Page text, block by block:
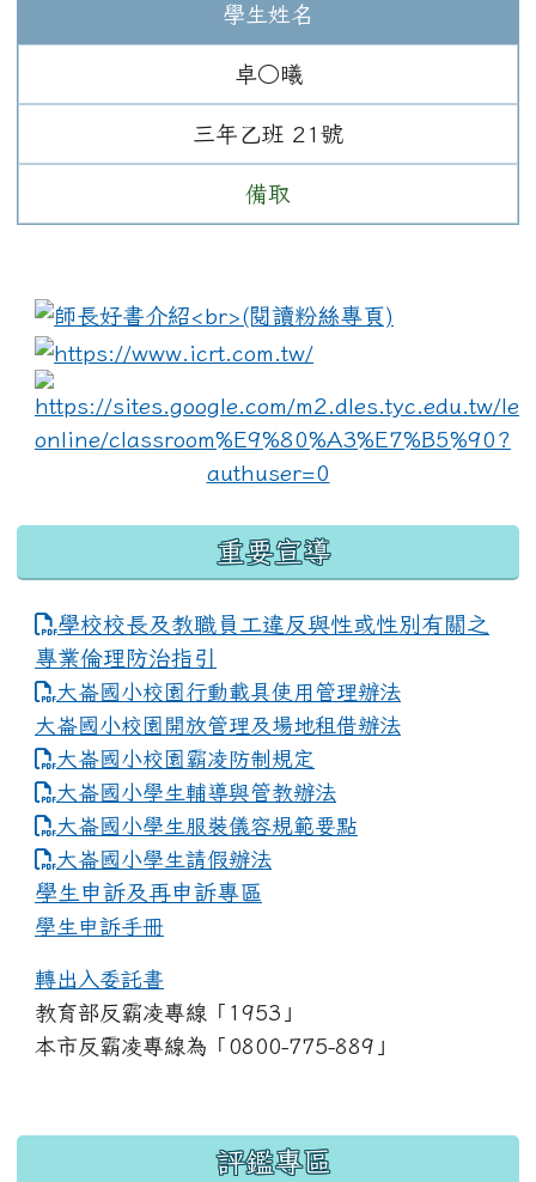
學生姓名
卓○曦
三年 乙班 21 號
備取
link to https://
重要宣導
學校校長及教職員工違反與性或性別有關之
專業倫理防治指引
大崙國小校園行動載具使用管理辦法
大崙國小校園開放管理及場地租借辦法
大崙國小校園霸凌防制規定
大崙國小學生輔導與管教辦法
大崙國小學生服裝儀容規範要點
link to https://www.dles.tyc.edu.tw/uploads/
大崙國小學生請假辦法
學生申訴及再申訴專區
學生申訴手冊
轉出入委託書
教育部反霸凌專線「1953」
本市反霸凌專線為「0800-775-889」
:::
評鑑專區